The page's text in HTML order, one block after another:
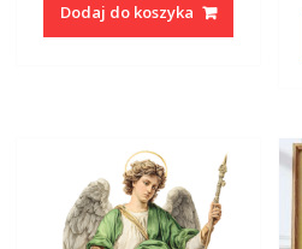
Dodaj do koszyka